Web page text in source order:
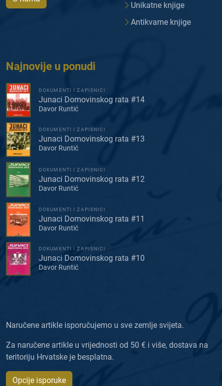
Unikatne knjige
Antikvarne knjige
Najnovije u ponudi
DOKUMENTI I ZAPISNICI
Junaci Domovinskog rata #14
Davor Runtić
DOKUMENTI I ZAPISNICI
Junaci Domovinskog rata #13
Davor Runtić
DOKUMENTI I ZAPISNICI
Junaci Domovinskog rata #12
Davor Runtić
DOKUMENTI I ZAPISNICI
Junaci Domovinskog rata #11
Davor Runtić
DOKUMENTI I ZAPISNICI
Junaci Domovinskog rata #10
Davor Runtić
Naručene artikle isporučujemo u sve zemlje svijeta.
Za naručene artikle u vrijednosti od 50 € i više, dostava na
teritoriju Hrvatske je besplatna.
Opcije isporuke